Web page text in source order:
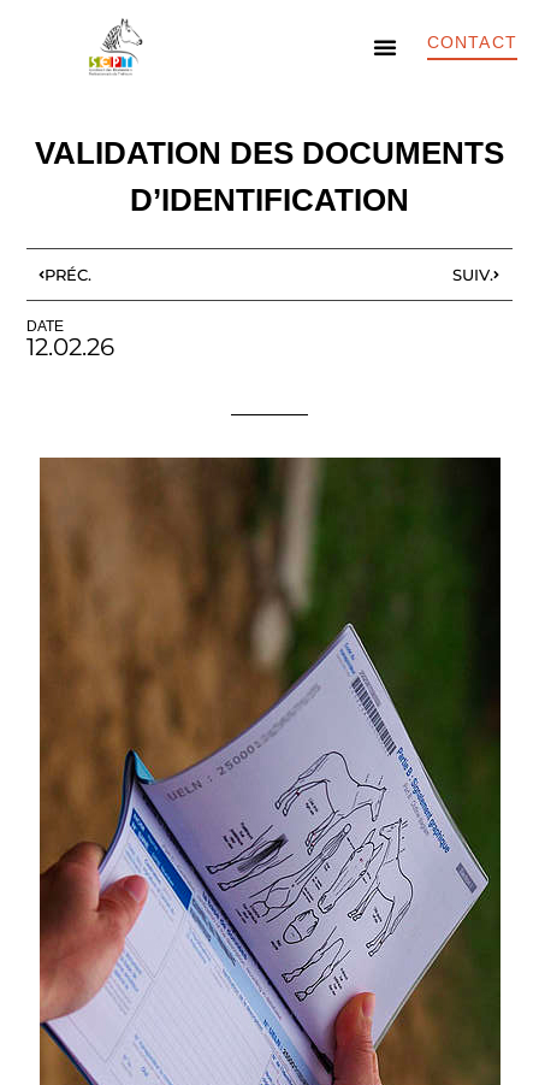
CONTACT
VALIDATION DES DOCUMENTS
D’IDENTIFICATION
PRÉC. SUIV.
DATE
12.02.26